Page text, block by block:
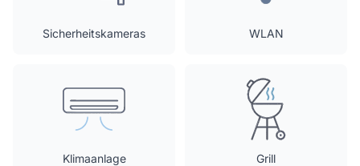
Sicherheitskameras WLAN
Klimaanlage Grill